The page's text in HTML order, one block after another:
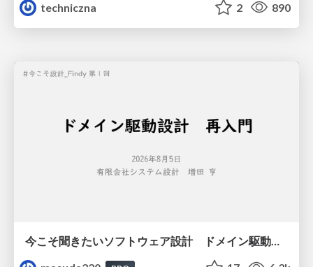
techniczna
2 890
今こそ聞きたいソフトウェア設計 ドメイン駆動設計再入門